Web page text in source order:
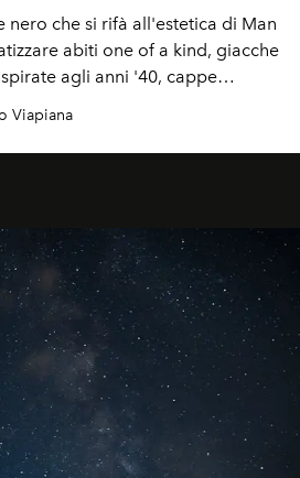
nero che si rifà all'estetica di Man
abiti one of a kind, giacche
agli anni '40, cappe
a sirena. Gli accessori sono
anelli over, cappelli flamboyant
Viapiana